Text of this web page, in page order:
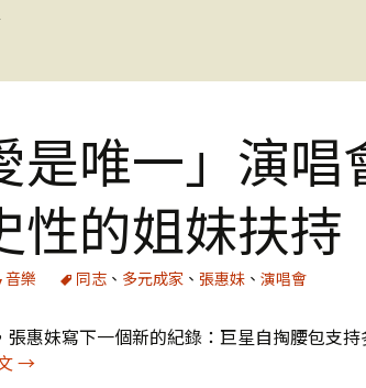
是唯一」演唱
性的姐妹扶持
音樂 同志 、 多元成家 、 張惠妹 、 演唱會
張惠妹寫下一個新的紀錄：巨星自掏腰包支
阿妹「愛是唯一」演唱會：一次歷史性的姐妹
→